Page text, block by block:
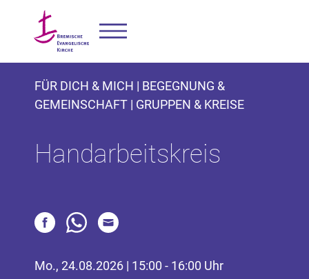
FÜR DICH & MICH | BEGEGNUNG &
GEMEINSCHAFT | GRUPPEN & KREISE
Handarbeitskreis
Mo., 24.08.2026 | 15:00 - 16:00 Uhr